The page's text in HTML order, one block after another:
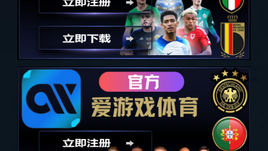
选择属于您的生活方式 | CHOOSE YOUR LIFESTYLE
家居舒适之道 , 我的米兰